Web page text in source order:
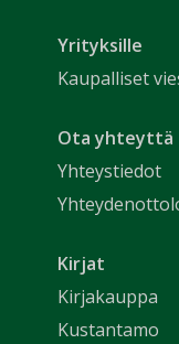
Yrityksille
Kaupalliset
Ota yhteyttä
Yhteystiedot
Kirjat
Kirjakauppa
Kustantamo